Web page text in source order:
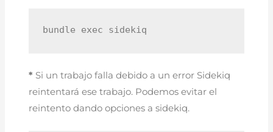
bundle exec sidekiq
* Si un trabajo falla debido a un error Sidekiq
reintentará ese trabajo. Podemos evitar el
reintento dando opciones a sidekiq.